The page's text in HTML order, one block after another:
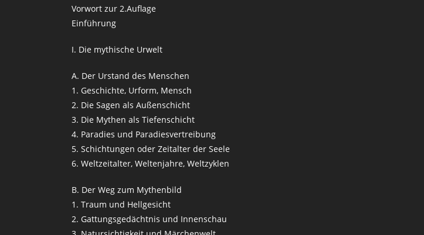
Vorwort zur 2.Auflage
Einführung
I. Die mythische Urwelt
A. Der Urstand des Menschen
1. Geschichte, Urform, Mensch
2. Die Sagen als Außenschicht
3. Die Mythen als Tiefenschicht
4. Paradies und Paradiesvertreibung
5. Schichtungen oder Zeitalter der Seele
6. Weltzeitalter, Weltenjahre, Weltzyklen
B. Der Weg zum Mythenbild
1. Traum und Hellgesicht
2. Gattungsgedächtnis und Innenschau